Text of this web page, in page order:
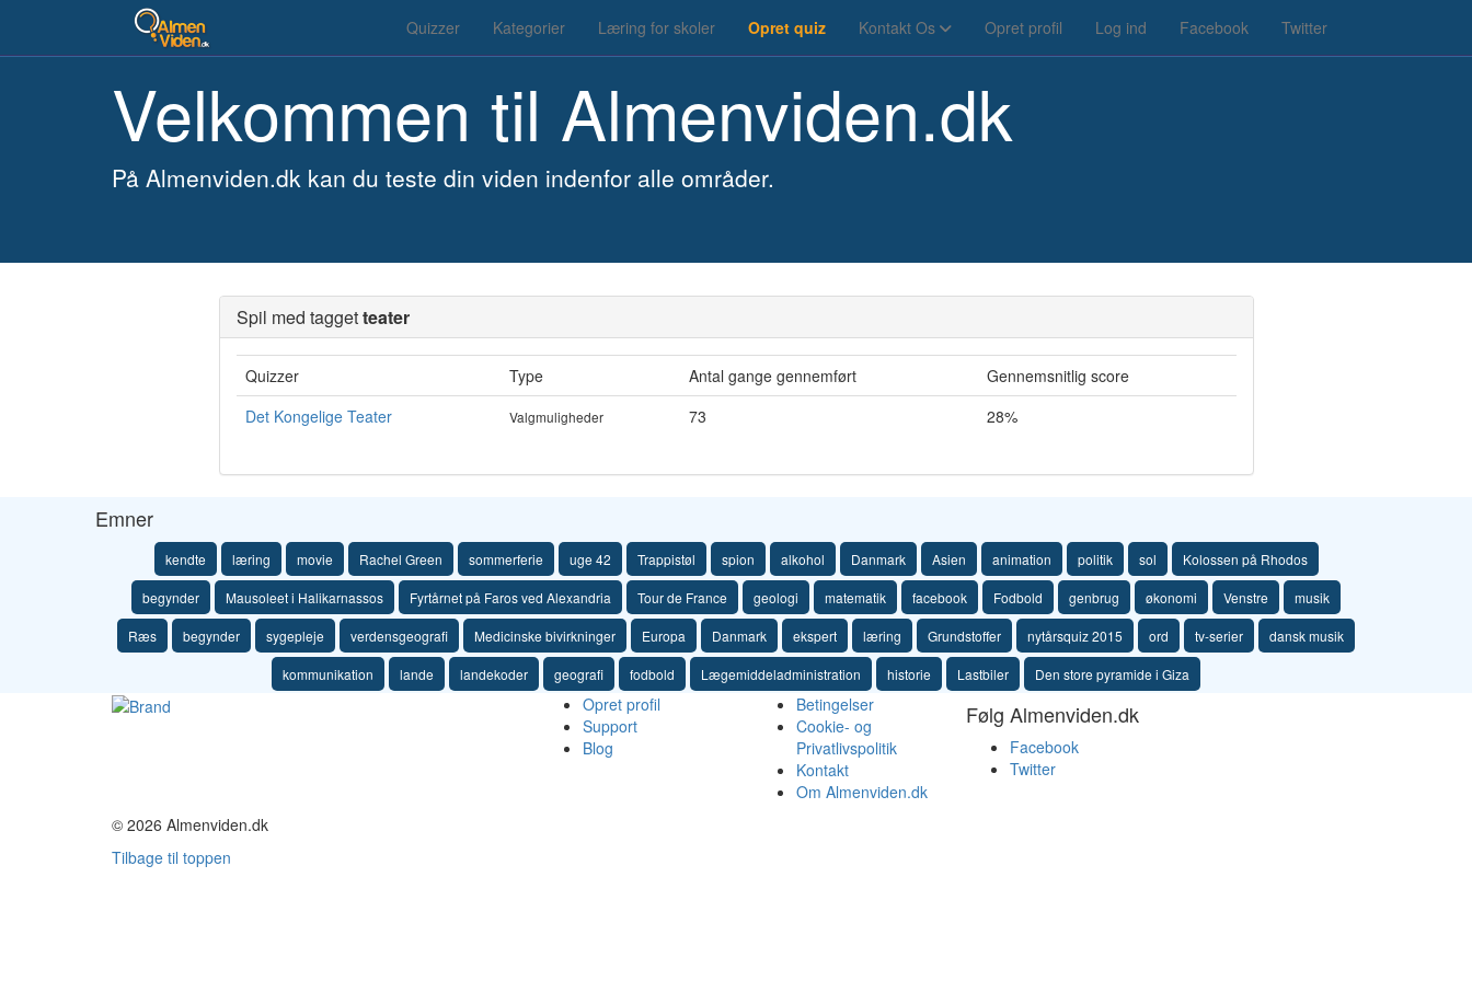
Quizzer Kategorier Læring for skoler Opret quiz Kontakt Os Opret profil Log ind Facebook Twitter
Velkommen til Almenviden.dk
På Almenviden.dk kan du teste din viden indenfor alle områder.
Spil med taggetteater
Quizzer Type Antal gange gennemført
Gennemsnitlig score
Det Kongelige Teater
Valgmuligheder 73 28%
Emner
kendte læring movie Rachel Green sommerferie uge 42 Trappistøl spion alkohol Danmark Asien animation politik sol Kolossen på Rhodos
begynder Mausoleet i Halikarnassos Fyrtårnet på Faros ved Alexandria Tour de France geologi matematik facebook Fodbold genbrug økonomi Venstre musik
Ræs begynder sygepleje verdensgeografi Medicinske bivirkninger Europa Danmark ekspert læring Grundstoffer nytårsquiz 2015 ord tv-serier dansk musik
kommunikation lande landekoder geografi fodbold Lægemiddeladministration historie Lastbiler Den store pyramide i Giza
Opret profil
Support
Blog
Betingelser
Cookie- og
Privatlivspolitik
Kontakt
Om Almenviden.dk
Følg Almenviden.dk
Facebook
Twitter
© 2026 Almenviden.dk
Tilbage til toppen